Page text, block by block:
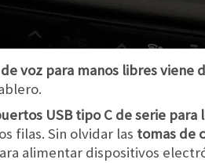
voz para manos libres viene
USB tipo C de serie
filas. Sin olvidar las tomas de
alimentar dispositivos